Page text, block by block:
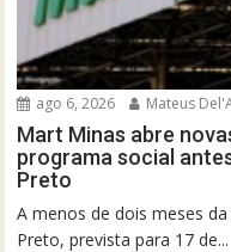
ago 6, 2026 Mateus
Mart Minas abre
programa social
Preto
A menos de dois meses
Preto, prevista para 17 de...